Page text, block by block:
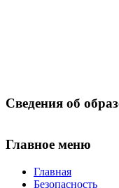
Сведения об
Главное меню
Главная
Безопасность